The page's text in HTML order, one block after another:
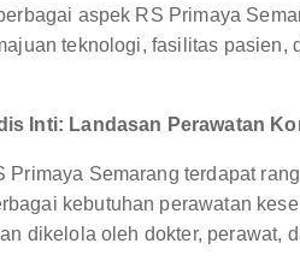
aspek RS Primaya
teknologi, fasilitas pasien,
Inti: Landasan Perawatan
Primaya Semarang terdapat
kebutuhan perawatan
dikelola oleh dokter, perawat,